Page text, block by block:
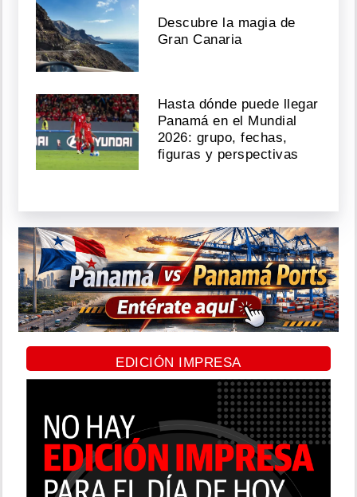
Descubre la magia de
Gran Canaria
Hasta dónde puede llegar
Panamá en el Mundial
2026: grupo, fechas,
figuras y perspectivas
EDICIÓN IMPRESA